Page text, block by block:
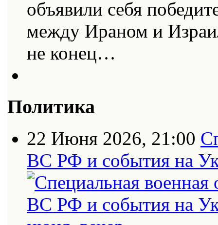
объявили себя
между Ираном и
не конец…
Политика
22 Июня 2026, 21:00
ВС РФ и события на